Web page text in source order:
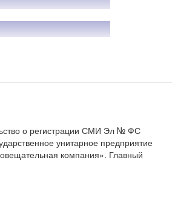
о регистрации СМИ Эл № ФС
унитарное предприятие
компания». Главный